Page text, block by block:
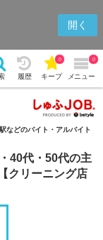
開く
履歴 キープ
0
メニュー
0
履歴
などのバイト・アルバイト
40代・50代の主
クリーニング店